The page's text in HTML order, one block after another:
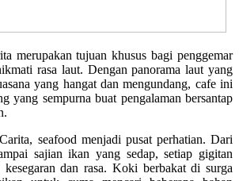
merupakan tujuan khusus bagi penggemar
rasa laut. Dengan panorama laut yang
yang hangat dan mengundang, cafe ini
yang sempurna buat pengalaman bersantap
seafood menjadi pusat perhatian. Dari
sajian ikan yang sedap, setiap gigitan
kesegaran dan rasa. Koki berbakat di surga